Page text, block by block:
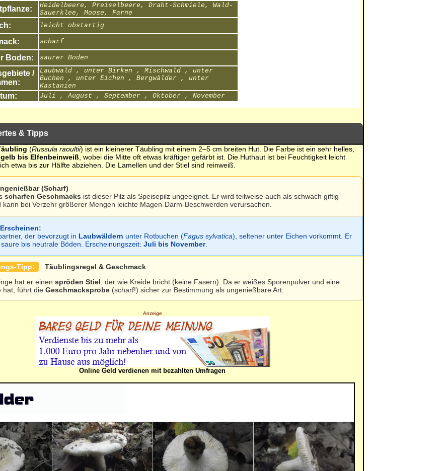
Heidelbeere, Preiselbeere, Draht-Schmiele, Wald-
Sauerklee, Moose, Farne
leicht obstartig
scharf
Boden: saurer Boden
/
Laubwald , unter Birken , Mischwald , unter
Buchen , unter Eichen , Bergwälder , unter
Kastanien
Juli , August , September , Oktober , November
& Tipps
(Russula raoultii) ist ein kleinerer Täubling mit einem 2–5 cm breiten Hut. Die Farbe ist ein sehr helles,
bis Elfenbeinweiß, wobei die Mitte oft etwas kräftiger gefärbt ist. Die Huthaut ist bei Feuchtigkeit leicht
etwa bis zur Hälfte abziehen. Die Lamellen und der Stiel sind reinweiß.
(Scharf)
scharfen Geschmacks ist dieser Pilz als Speisepilz ungeeignet. Er wird teilweise auch als schwach giftig
kann bei Verzehr größerer Mengen leichte Magen-Darm-Beschwerden verursachen.
der bevorzugt in Laubwäldern unter Rotbuchen (Fagus sylvatica), seltener unter Eichen vorkommt. Er
bis neutrale Böden. Erscheinungszeit: Juli bis November.
Tipp:
Täublingsregel & Geschmack
hat er einen spröden Stiel , der wie Kreide bricht (keine Fasern). Da er weißes Sporenpulver und eine
hat, führt die Geschmacksprobe(scharf!) sicher zur Bestimmung als ungenießbare Art.
Anzeige
Online Geld verdienen mit bezahlten Umfragen